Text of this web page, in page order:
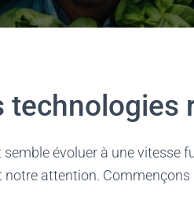
évoluer à une vitesse
attention. Commençons